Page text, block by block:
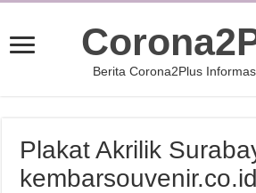
Berita Corona2Plus
Plakat Akrilik
kembarsouvenir.co.id